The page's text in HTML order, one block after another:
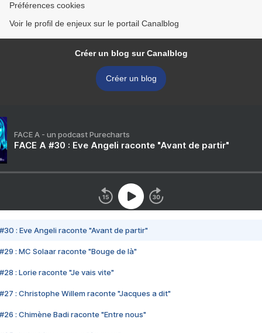
Préférences cookies
Voir le profil de enjeux sur le portail Canalblog
Créer un blog sur Canalblog
Créer un blog
FACE A - un podcast Purecharts
FACE A #30 : Eve Angeli raconte "Avant de partir"
#30 : Eve Angeli raconte "Avant de partir"
#29 : MC Solaar raconte "Bouge de là"
#28 : Lorie raconte "Je vais vite"
#27 : Christophe Willem raconte "Jacques a dit"
#26 : Chimène Badi raconte "Entre nous"